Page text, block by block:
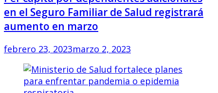
en el Seguro Familiar de Salud registrará
aumento en marzo
febrero 23, 2023marzo 2, 2023